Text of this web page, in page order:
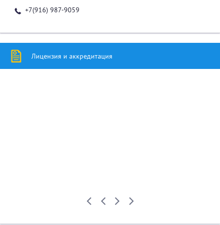
+7(916) 987-9059
Лицензия и аккредитация